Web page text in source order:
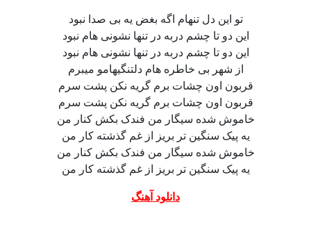
تو این دل تنهام اگه بغض یه بی صدا نبود
این دو تا چشم دربه در تنها نشونی هام نبود
این دو تا چشم دربه در تنها نشونی هام نبود
از شهر بی خاطره هام دلتنگیهامو میبرم
قربون اون چشات برم گریه نکن پشت سرم
قربون اون چشات برم گریه نکن پشت سرم
خاموش شده سیگار من فندک بکش کنار من
یه پیک سنگین تر بریز از غم گذشته کار من
خاموش شده سیگار من فندک بکش کنار من
یه پیک سنگین تر بریز از غم گذشته کار من
دانلود آهنگ